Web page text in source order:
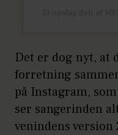
Det er dog nyt, at
forretning
på Instagram,
ser sangerinden
venindens version